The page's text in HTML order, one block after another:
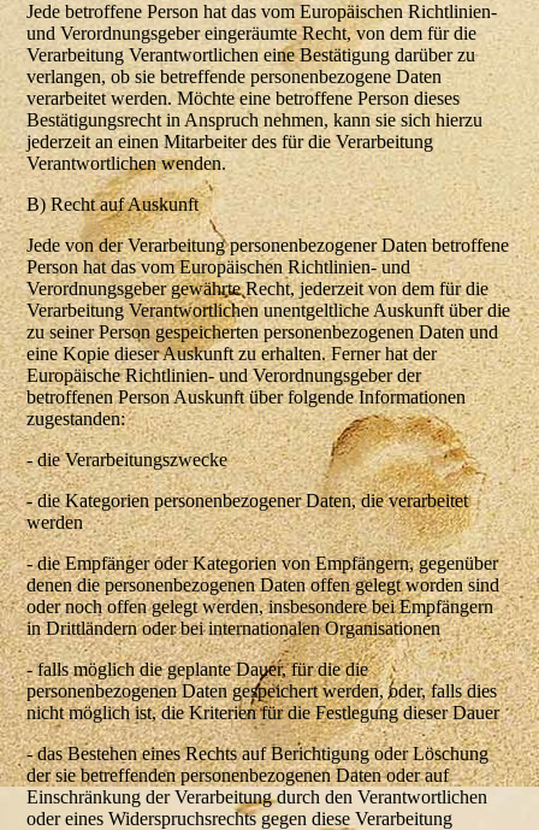
Jede betroffene Person hat das vom Europäischen Richtlinien-
und Verordnungsgeber eingeräumte Recht, von dem für die
Verarbeitung Verantwortlichen eine Bestätigung darüber zu
verlangen, ob sie betreffende personenbezogene Daten
verarbeitet werden. Möchte eine betroffene Person dieses
Bestätigungsrecht in Anspruch nehmen, kann sie sich hierzu
jederzeit an einen Mitarbeiter des für die Verarbeitung
Verantwortlichen wenden.
B) Recht auf Auskunft
Jede von der Verarbeitung personenbezogener Daten betroffene
Person hat das vom Europäischen Richtlinien- und
Verordnungsgeber gewährte Recht, jederzeit von dem für die
Verarbeitung Verantwortlichen unentgeltliche Auskunft über die
zu seiner Person gespeicherten personenbezogenen Daten und
eine Kopie dieser Auskunft zu erhalten. Ferner hat der
Europäische Richtlinien- und Verordnungsgeber der
betroffenen Person Auskunft über folgende Informationen
zugestanden:
- die Verarbeitungszwecke
- die Kategorien personenbezogener Daten, die verarbeitet
werden
- die Empfänger oder Kategorien von Empfängern, gegenüber
denen die personenbezogenen Daten offen gelegt worden sind
oder noch offen gelegt werden, insbesondere bei Empfängern
in Drittländern oder bei internationalen Organisationen
- falls möglich die geplante Dauer, für die die
personenbezogenen Daten gespeichert werden, oder, falls dies
nicht möglich ist, die Kriterien für die Festlegung dieser Dauer
- das Bestehen eines Rechts auf Berichtigung oder Löschung
der sie betreffenden personenbezogenen Daten oder auf
Einschränkung der Verarbeitung durch den Verantwortlichen
oder eines Widerspruchsrechts gegen diese Verarbeitung